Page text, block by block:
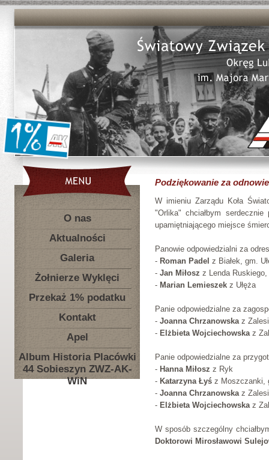
O nas
Aktualności
Galeria
Żołnierze Wyklęci
Przekaż 1% podatku
Kontakt
Apel
Album Historia Placówki
44 Sobieszyn ZWZ-AK-
WiN
Podziękowanie za
W imieniu Zarządu Koła
"Orlika" chciałbym
upamiętniającego miejsce
Panowie odpowiedzialni za
- Roman Padel z Białek, gm.
- Jan Miłosz z Lenda Ruskiego,
- Marian Lemieszek z Ułęża
Panie odpowiedzialne za
- Joanna Chrzanowskaz
- Elżbieta Wojciechowskaz
Panie odpowiedzialne za
- Hanna Miłosz z Ryk
- Katarzyna Łyś z Moszczanki,
- Joanna Chrzanowskaz
- Elżbieta Wojciechowskaz
W sposób szczególny
Doktorowi Mirosławowi